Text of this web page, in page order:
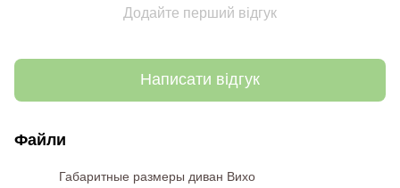
Додайте перший відгук
Написати відгук
Файли
Габаритные размеры диван Вихо